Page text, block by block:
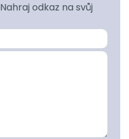
odkaz na svůj